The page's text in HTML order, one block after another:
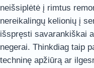
neišsiplėtė į rimtus
nereikalingų kelionių į
išspręsti savarankiškai
negerai. Thinkdiag taip
techninę apžiūrą ar